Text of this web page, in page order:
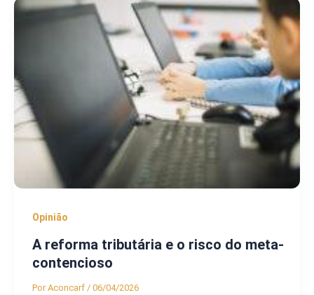
Opinião
A reforma tributária e o risco do meta-
contencioso
PorAconcarf / 06/04/2026